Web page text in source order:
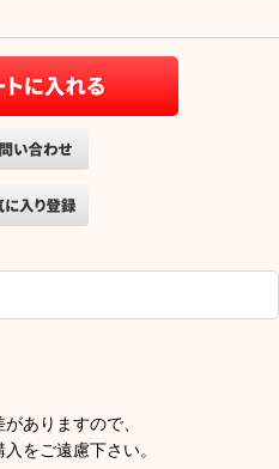
ありますので、
をご遠慮下さい。